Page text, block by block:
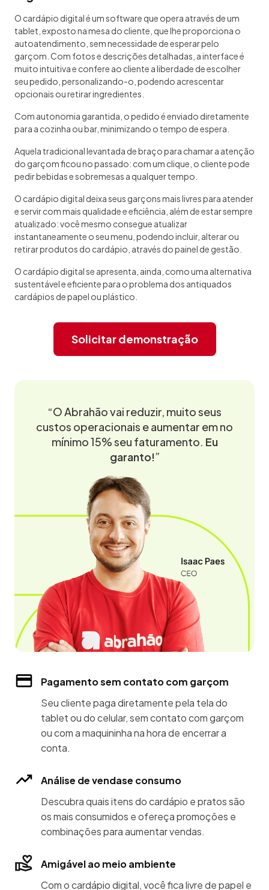
O cardápio digital é um software que opera através de um
tablet, exposto na mesa do cliente, que lhe proporciona o
autoatendimento, sem necessidade de esperar pelo
garçom. Com fotos e descrições detalhadas, a interface é
muito intuitiva e confere ao cliente a liberdade de escolher
seu pedido, personalizando-o, podendo acrescentar
opcionais ou retirar ingredientes.
Com autonomia garantida, o pedido é enviado diretamente
para a cozinha ou bar, minimizando o tempo de espera.
Aquela tradicional levantada de braço para chamar a atenção
do garçom ficou no passado: com um clique, o cliente pode
pedir bebidas e sobremesas a qualquer tempo.
O cardápio digital deixa seus garçons mais livres para atender
e servir com mais qualidade e eficiência, além de estar sempre
atualizado: você mesmo consegue atualizar
instantaneamente o seu menu, podendo incluir, alterar ou
retirar produtos do cardápio, através do painel de gestão.
O cardápio digital se apresenta, ainda, como uma alternativa
sustentável e eficiente para o problema dos antiquados
cardápios de papel ou plástico.
Solicitar demonstração
“O Abrahão vai reduzir, muito seus
custos operacionais e aumentar em no
mínimo 15% seu faturamento. Eu
garanto!”
Pagamento sem contato com garçom
Seu cliente paga diretamente pela tela do
tablet ou do celular, sem contato com garçom
ou com a maquininha na hora de encerrar a
conta.
Análise de vendase consumo
Descubra quais itens do cardápio e pratos são
os mais consumidos e ofereça promoções e
combinações para aumentar vendas.
Amigável ao meio ambiente
Com o cardápio digital, você fica livre de papel e